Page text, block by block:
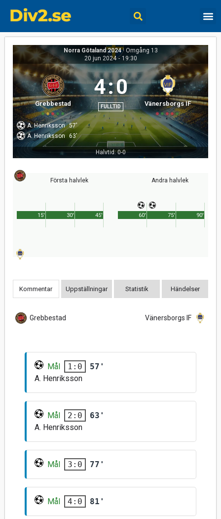
Norra Götaland 2024 | Omgång 13
20 jun 2024 - 19:30
Grebbestad
4:0
FULLTID Vänersborgs IF
A. Henriksson 57'
A. Henriksson 63'
Halvtid: 0-0
Första halvlek
45'
15' 30'
Andra halvlek
90'
60' 75'
Kommentar Uppställningar Statistik Händelser
Grebbestad Vänersborgs IF
Mål 1:0
57'
A. Henriksson
Mål 2:0
63'
A. Henriksson
Mål 3:0 77'
Mål 4:0 81'